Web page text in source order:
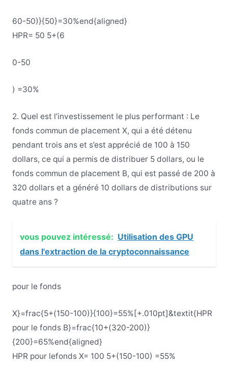
60-50)}{50}=30%end{aligned}
HPR= 50 5+(6
0-50
) =30%
2. Quel est l’investissement le plus performant : Le
fonds commun de placement X, qui a été détenu
pendant trois ans et s’est apprécié de 100 à 150
dollars, ce qui a permis de distribuer 5 dollars, ou le
fonds commun de placement B, qui est passé de 200 à
320 dollars et a généré 10 dollars de distributions sur
quatre ans ?
vous pouvez intéressé: Utilisation des GPU
dans l'extraction de la cryptoconnaissance
pour le fonds
X}=frac{5+(150-100)}{100}=55%[+.010pt]&textit{HPR
pour le fonds B}=frac{10+(320-200)}
{200}=65%end{aligned}
HPR pour lefonds X= 100 5+(150-100) =55%